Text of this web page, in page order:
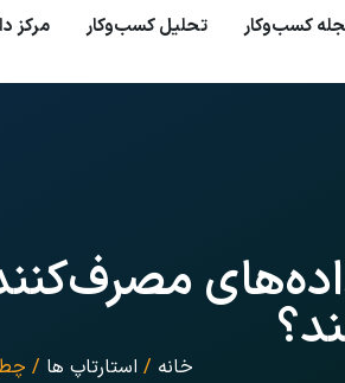
کسب‌وکار تحلیل کسب‌و‌کار مرکز
خانه / استارتاپ ها /